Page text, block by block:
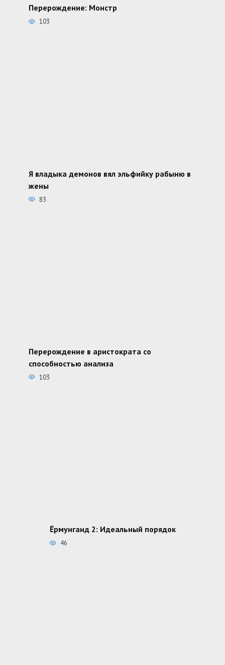
Перерождение: Монстр
103
Я владыка демонов вял эльфийку рабыню в
жены
83
Перерождение в аристократа со
способностью анализа
103
Ёрмунганд 2: Идеальный порядок
46